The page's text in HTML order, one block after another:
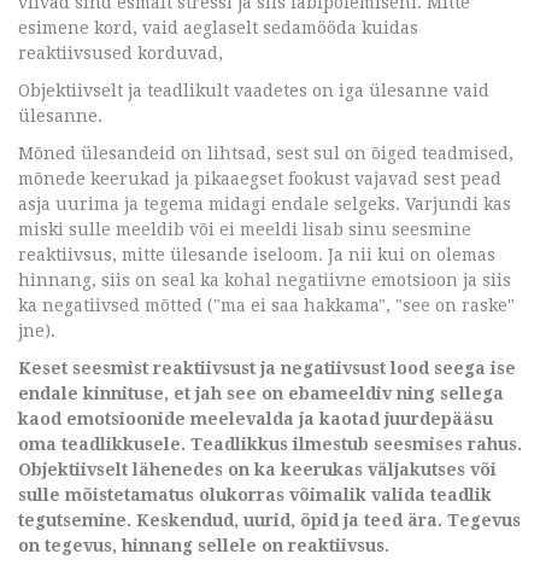
esimene kord, vaid aeglaselt sedamööda kuidas
reaktiivsused korduvad,
Objektiivselt ja teadlikult vaadetes on iga ülesanne vaid
ülesanne.
Mõned ülesandeid on lihtsad, sest sul on õiged teadmised,
mõnede keerukad ja pikaaegset fookust vajavad sest pead
asja uurima ja tegema midagi endale selgeks. Varjundi kas
miski sulle meeldib või ei meeldi lisab sinu seesmine
reaktiivsus, mitte ülesande iseloom. Ja nii kui on olemas
hinnang, siis on seal ka kohal negatiivne emotsioon ja siis
ka negatiivsed mõtted ("ma ei saa hakkama", "see on raske"
jne).
Keset seesmist reaktiivsust ja negatiivsust lood seega ise
endale kinnituse, et jah see on ebameeldiv ning sellega
kaod emotsioonide meelevalda ja kaotad juurdepääsu
oma teadlikkusele. Teadlikkus ilmestub seesmises rahus.
Objektiivselt lähenedes on ka keerukas väljakutses või
sulle mõistetamatus olukorras võimalik valida teadlik
tegutsemine. Keskendud, uurid, õpid ja teed ära. Tegevus
on tegevus, hinnang sellele on reaktiivsus.